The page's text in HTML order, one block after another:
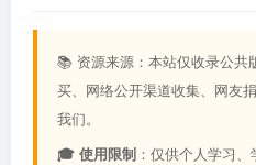
📚 资源来源：本站仅收录公共
买、网络公开渠道收集、网友
我们。
🎓 使用限制 ：仅供个人学习、